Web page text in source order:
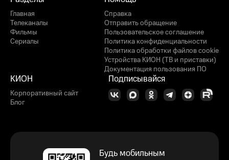
Главная
Телеканалы
Фильмы
Сериалы
Справка
Отправить обращение
Пользовательское соглашение
Политика конфиденциальности
Политика обработки файлов cookie
Устройства КИОН (ТВ и приставки)
Документация пользования ПО
КИОН
Корпоративный сайт
Блог
Подписывайся
Будь мобильным